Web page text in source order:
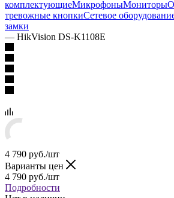
комплектующиеМикрофоныМониторы
тревожные кнопкиСетевое
замки
— HikVision DS-K1108E
4 790 руб./шт
Варианты цен
4 790 руб./шт
Подробности